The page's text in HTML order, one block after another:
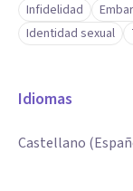
Infidelidad
Identidad sexual
Idiomas
Castellano